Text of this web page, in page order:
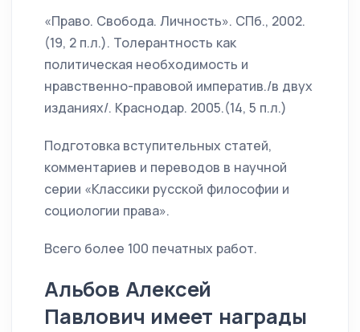
«Право. Свобода. Личность». СПб., 2002.
(19, 2 п.л.). Толерантность как
политическая необходимость и
нравственно-правовой императив./в двух
изданиях/. Краснодар. 2005.(14, 5 п.л.)
Подготовка вступительных статей,
комментариев и переводов в научной
серии «Классики русской философии и
социологии права».
Всего более 100 печатных работ.
Альбов Алексей
Павлович имеет награды